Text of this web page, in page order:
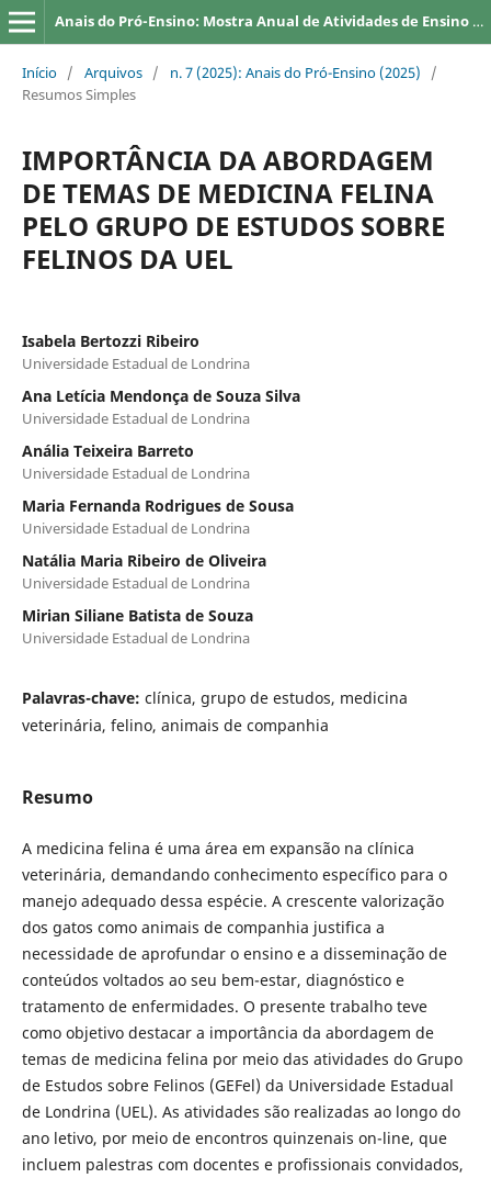
Anais do Pró-Ensino: Mostra Anual de Atividades de Ensino da UEL
Início / Arquivos / n. 7 (2025): Anais do Pró-Ensino (2025)
/
Resumos Simples
IMPORTÂNCIA DA ABORDAGEM
DE TEMAS DE MEDICINA FELINA
PELO GRUPO DE ESTUDOS SOBRE
FELINOS DA UEL
Isabela Bertozzi Ribeiro
Universidade Estadual de Londrina
Ana Letícia Mendonça de Souza Silva
Universidade Estadual de Londrina
Anália Teixeira Barreto
Universidade Estadual de Londrina
Maria Fernanda Rodrigues de Sousa
Universidade Estadual de Londrina
Natália Maria Ribeiro de Oliveira
Universidade Estadual de Londrina
Mirian Siliane Batista de Souza
Universidade Estadual de Londrina
Palavras-chave: clínica, grupo de estudos, medicina
veterinária, felino, animais de companhia
Resumo
A medicina felina é uma área em expansão na clínica
veterinária, demandando conhecimento específico para o
manejo adequado dessa espécie. A crescente valorização
dos gatos como animais de companhia justifica a
necessidade de aprofundar o ensino e a disseminação de
conteúdos voltados ao seu bem-estar, diagnóstico e
tratamento de enfermidades. O presente trabalho teve
como objetivo destacar a importância da abordagem de
temas de medicina felina por meio das atividades do Grupo
de Estudos sobre Felinos (GEFel) da Universidade Estadual
de Londrina (UEL). As atividades são realizadas ao longo do
ano letivo, por meio de encontros quinzenais on-line, que
incluem palestras com docentes e profissionais convidados,